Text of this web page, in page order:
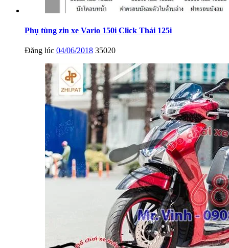
Phụ tùng zin xe Vario 150i Click Thái 125i
Đăng lúc 04/06/2018 35020